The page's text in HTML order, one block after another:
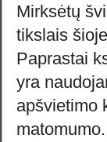
Mirksėtų
tikslais
Paprastai
yra
apšvietimo